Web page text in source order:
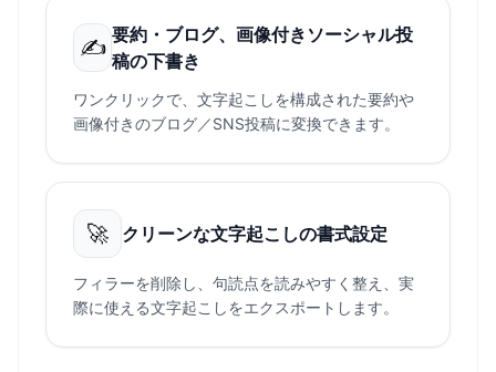
✍️ 要約・ブログ、画像付きソーシャル投
稿の下書き
ワンクリックで、文字起こしを構成された要約や
画像付きのブログ／SNS投稿に変換できます。
🚀 クリーンな文字起こしの書式設定
フィラーを削除し、句読点を読みやすく整え、実
際に使える文字起こしをエクスポートします。